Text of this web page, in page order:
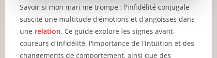
Savoir si mon mari me trompe : l'infidélité conjugale
suscite une multitude d'émotions et d'angoisses dans
une relation. Ce guide explore les signes avant-
coureurs d'infidélité, l'importance de l'intuition et des
changements de comportement, ainsi que des